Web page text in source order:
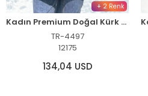
+ 2 Renk
Kadın Premium Doğal Kürk Su Geçirmez Kapüşonlu Mont - Füme
TR-4497
12175
134,04 USD